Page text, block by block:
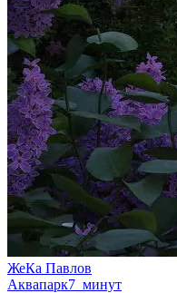
ЖеКа Павлов
Аквапарк7 минут